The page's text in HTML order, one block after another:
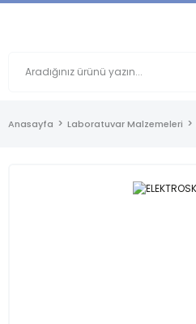
Anasayfa Laboratuvar Malzemeleri